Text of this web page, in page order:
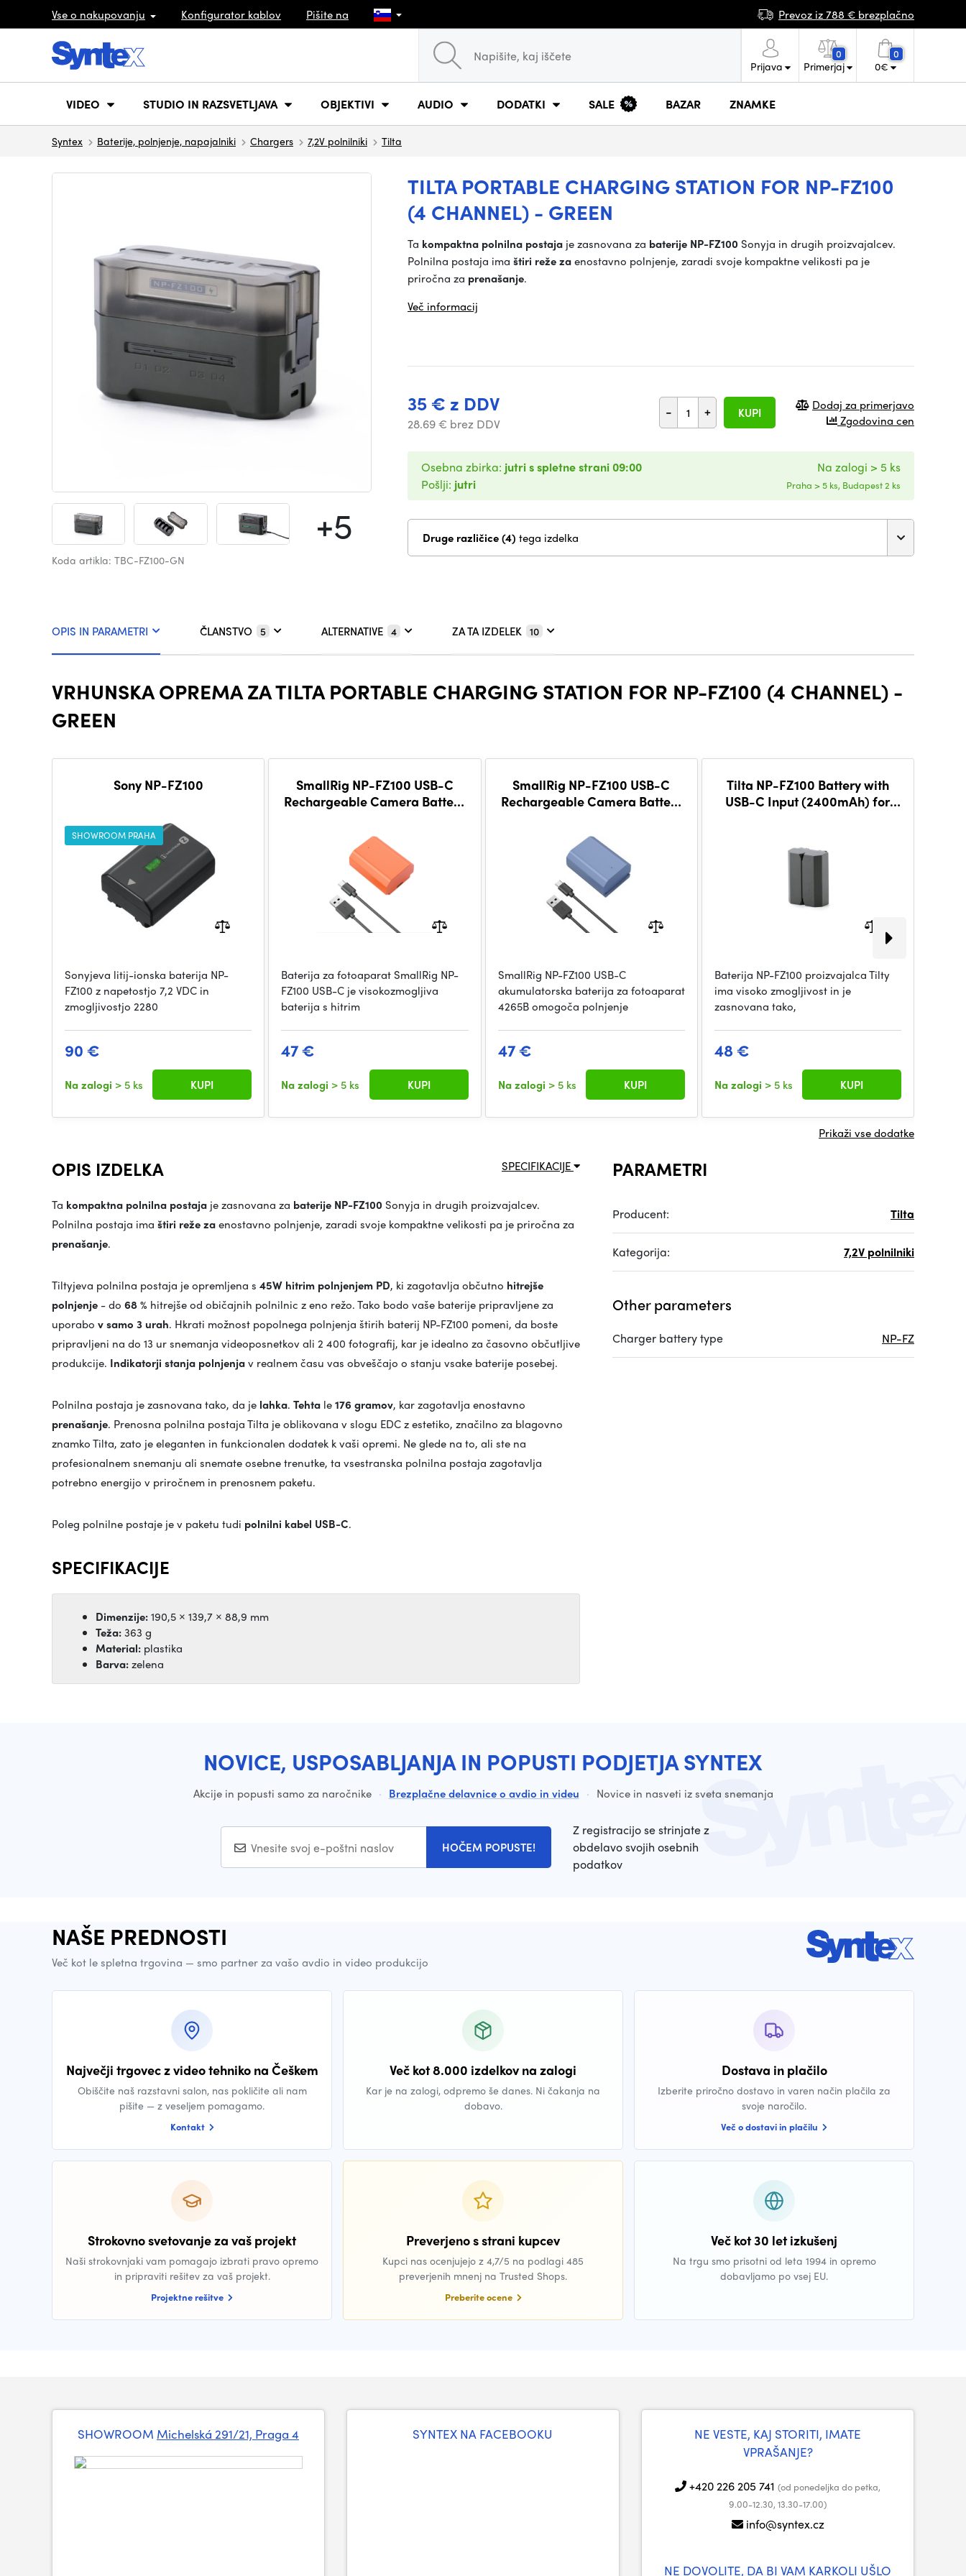
Vse o nakupovanju Konfigurator kablov Pišite na Prevoz iz 788 € brezplačno
Prijava
0
Primerjaj
0
0€
VIDEO STUDIO IN RAZSVETLJAVA OBJEKTIVI AUDIO DODATKI SALE BAZAR ZNAMKE
Syntex Baterije, polnjenje, napajalniki Chargers 7,2V polnilniki Tilta
TILTA PORTABLE CHARGING STATION FOR NP-FZ100
(4 CHANNEL) - GREEN
+5
Koda artikla: TBC-FZ100-GN
Ta kompaktna polnilna postaja je zasnovana za baterije NP-FZ100 Sonyja in drugih proizvajalcev.
Polnilna postaja ima štiri reže zaenostavno polnjenje, zaradi svoje kompaktne velikosti pa je
priročna za prenašanje.
Več informacij
35 € z DDV
28.69 € brez DDV
- + KUPI
Dodaj za primerjavo
Zgodovina cen
Osebna zbirka: jutri s spletne strani 09:00
Pošlji: jutri
Na zalogi > 5 ks
Praha > 5 ks, Budapest 2 ks
Druge različice (4) tega izdelka
OPIS IN PARAMETRI ČLANSTVO 5 ALTERNATIVE 4 ZA TA IZDELEK 10
VRHUNSKA OPREMA ZA TILTA PORTABLE CHARGING STATION FOR NP-FZ100 (4 CHANNEL) -
GREEN
Sony NP-FZ100
SHOWROOM PRAHA
Sonyjeva litij-ionska baterija NP-
FZ100 z napetostjo 7,2 VDC in
zmogljivostjo 2280
90 €
Na zalogi > 5 ks KUPI
SmallRig NP-FZ100 USB-C
Rechargeable Camera Battery
Baterija za fotoaparat SmallRig NP-
FZ100 USB-C je visokozmogljiva
baterija s hitrim
47 €
Na zalogi > 5 ks KUPI
SmallRig NP-FZ100 USB-C
Rechargeable Camera Battery
SmallRig NP-FZ100 USB-C
akumulatorska baterija za fotoaparat
4265B omogoča polnjenje
47 €
Na zalogi > 5 ks KUPI
Tilta NP-FZ100 Battery with
USB-C Input (2400mAh) for
Baterija NP-FZ100 proizvajalca Tilty
ima visoko zmogljivost in je
zasnovana tako,
48 €
Na zalogi > 5 ks KUPI
Prikaži vse dodatke
SPECIFIKACIJE
OPIS IZDELKA
Ta kompaktna polnilna postaja je zasnovana za baterije NP-FZ100 Sonyja in drugih proizvajalcev.
Polnilna postaja ima štiri reže zaenostavno polnjenje, zaradi svoje kompaktne velikosti pa je priročna za
prenašanje.
Tiltyjeva polnilna postaja je opremljena s 45W hitrim polnjenjem PD, ki zagotavlja občutno hitrejše
polnjenje - do 68 % hitrejše od običajnih polnilnic z eno režo. Tako bodo vaše baterije pripravljene za
uporabo v samo 3 urah. Hkrati možnost popolnega polnjenja štirih baterij NP-FZ100 pomeni, da boste
pripravljeni na do 13 ur snemanja videoposnetkov ali 2 400 fotografij, kar je idealno za časovno občutljive
produkcije. Indikatorji stanja polnjenjav realnem času vas obveščajo o stanju vsake baterije posebej.
Polnilna postaja je zasnovana tako, da je lahka. Tehta le176 gramov, kar zagotavlja enostavno
prenašanje. Prenosna polnilna postaja Tilta je oblikovana v slogu EDC z estetiko, značilno za blagovno
znamko Tilta, zato je eleganten in funkcionalen dodatek k vaši opremi. Ne glede na to, ali ste na
profesionalnem snemanju ali snemate osebne trenutke, ta vsestranska polnilna postaja zagotavlja
potrebno energijo v priročnem in prenosnem paketu.
Poleg polnilne postaje je v paketu tudi polnilni kabel USB-C.
SPECIFIKACIJE
Dimenzije:190,5 × 139,7 × 88,9 mm
Teža:363 g
Material: plastika
Barva:zelena
PARAMETRI
Producent: Tilta
Kategorija: 7,2V polnilniki
Other parameters
Charger battery type NP-FZ
NOVICE, USPOSABLJANJA IN POPUSTI PODJETJA SYNTEX
Akcije in popusti samo za naročnike · Brezplačne delavnice o avdio in videu · Novice in nasveti iz sveta snemanja
HOČEM POPUSTE!
Z registracijo se strinjate z
obdelavo svojih osebnih
podatkov
NAŠE PREDNOSTI
Več kot le spletna trgovina — smo partner za vašo avdio in video produkcijo
Največji trgovec z video tehniko na Češkem
Obiščite naš razstavni salon, nas pokličite ali nam
pišite — z veseljem pomagamo.
Kontakt
Več kot 8.000 izdelkov na zalogi
Kar je na zalogi, odpremo še danes. Ni čakanja na
dobavo.
Dostava in plačilo
Izberite priročno dostavo in varen način plačila za
svoje naročilo.
Več o dostavi in plačilu
Strokovno svetovanje za vaš projekt
Naši strokovnjaki vam pomagajo izbrati pravo opremo
in pripraviti rešitev za vaš projekt.
Projektne rešitve
Preverjeno s strani kupcev
Kupci nas ocenjujejo z 4,7/5 na podlagi 485
preverjenih mnenj na Trusted Shops.
Preberite ocene
Več kot 30 let izkušenj
Na trgu smo prisotni od leta 1994 in opremo
dobavljamo po vsej EU.
SHOWROOM Michelská 291/21, Praga 4 SYNTEX NA FACEBOOKU
NE VESTE, KAJ STORITI, IMATE
VPRAŠANJE?
+420 226 205 741 (od ponedeljka do petka,
9.00-12.30, 13.30-17.00)
info@syntex.cz
NE DOVOLITE, DA BI VAM KARKOLI UŠLO